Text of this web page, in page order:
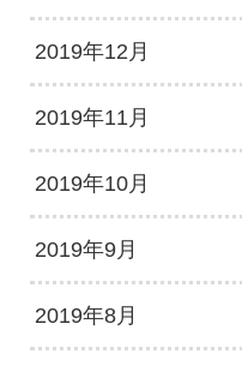
2019年12月
2019年11月
2019年10月
2019年9月
2019年8月